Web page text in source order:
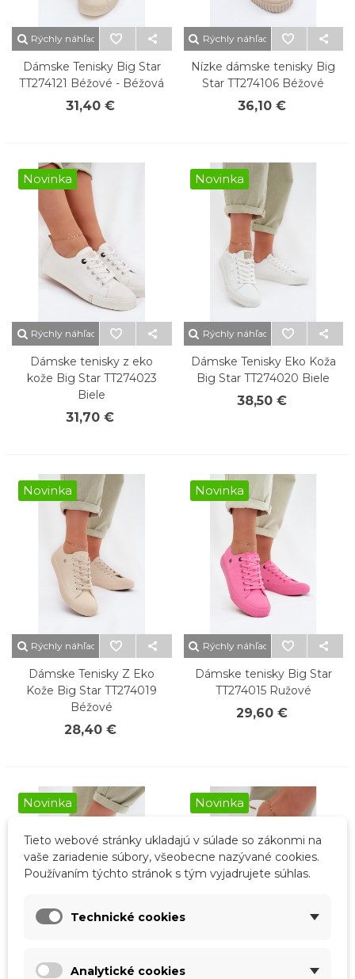
Rýchly náhľad
Dámske Tenisky Big Star
TT274121 Béžové - Béžová
31,40 €
Rýchly náhľad
Nízke dámske tenisky Big
Star TT274106 Béžové
36,10 €
Novinka
Rýchly náhľad
Dámske tenisky z eko
kože Big Star TT274023
Biele
31,70 €
Novinka
Rýchly náhľad
Dámske Tenisky Eko Koža
Big Star TT274020 Biele
38,50 €
Novinka
Rýchly náhľad
Dámske Tenisky Z Eko
Kože Big Star TT274019
Béžové
28,40 €
Novinka
Rýchly náhľad
Dámske tenisky Big Star
TT274015 Ružové
29,60 €
Novinka Novinka
Tieto webové stránky ukladajú v súlade so zákonmi na
vaše zariadenie súbory, všeobecne nazývané cookies.
Používaním týchto stránok s tým vyjadrujete súhlas.
Technické cookies
Analytické cookies